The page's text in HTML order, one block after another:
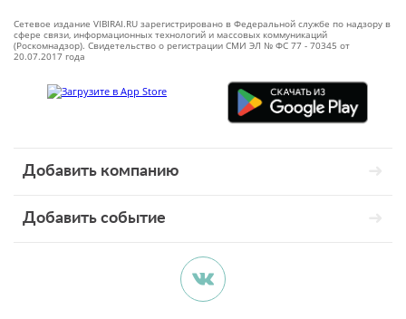
Сетевое издание VIBIRAI.RU зарегистрировано в Федеральной службе по надзору в
сфере связи, информационных технологий и массовых коммуникаций
(Роскомнадзор). Свидетельство о регистрации СМИ ЭЛ № ФС 77 - 70345 от
20.07.2017 года
Добавить компанию
Добавить событие